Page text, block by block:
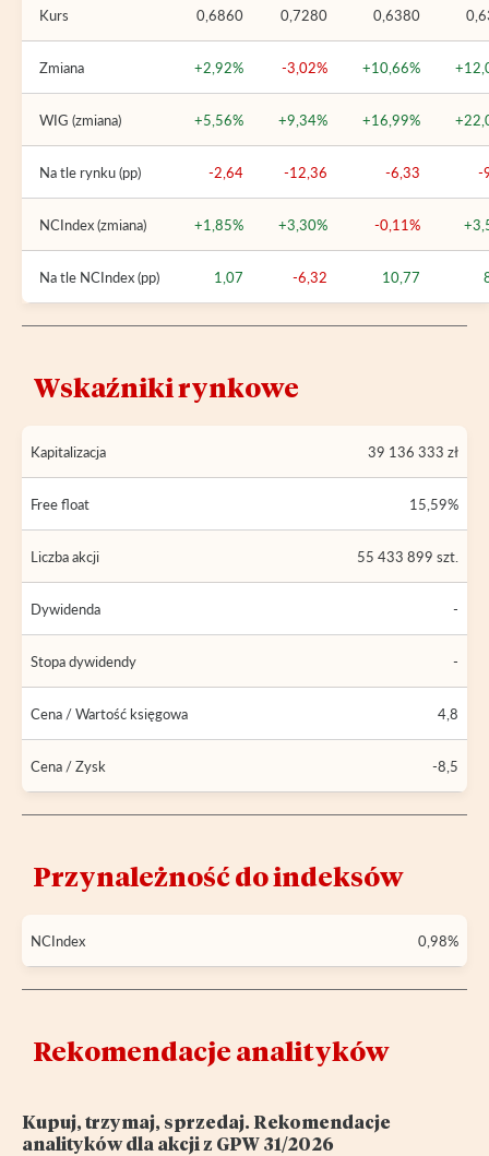
Kurs 0,6860 0,7280 0,6380
Zmiana +2,92% -3,02% +10,66%
WIG (zmiana) +5,56% +9,34% +16,99%
Na tle rynku (pp) -2,64 -12,36 -6,33 -
NCIndex (zmiana) +1,85% +3,30% -0,11%
Na tle NCIndex (pp) 1,07 -6,32 10,77
Wskaźniki rynkowe
Kapitalizacja 39 136 333 zł
Free float 15,59%
Liczba akcji 55 433 899 szt.
Dywidenda -
Stopa dywidendy -
Cena / Wartość księgowa 4,8
Cena / Zysk -8,5
Przynależność do indeksów
NCIndex 0,98%
Rekomendacje analityków
Kupuj, trzymaj, sprzedaj. Rekomendacje
analityków dla akcji z GPW 31/2026